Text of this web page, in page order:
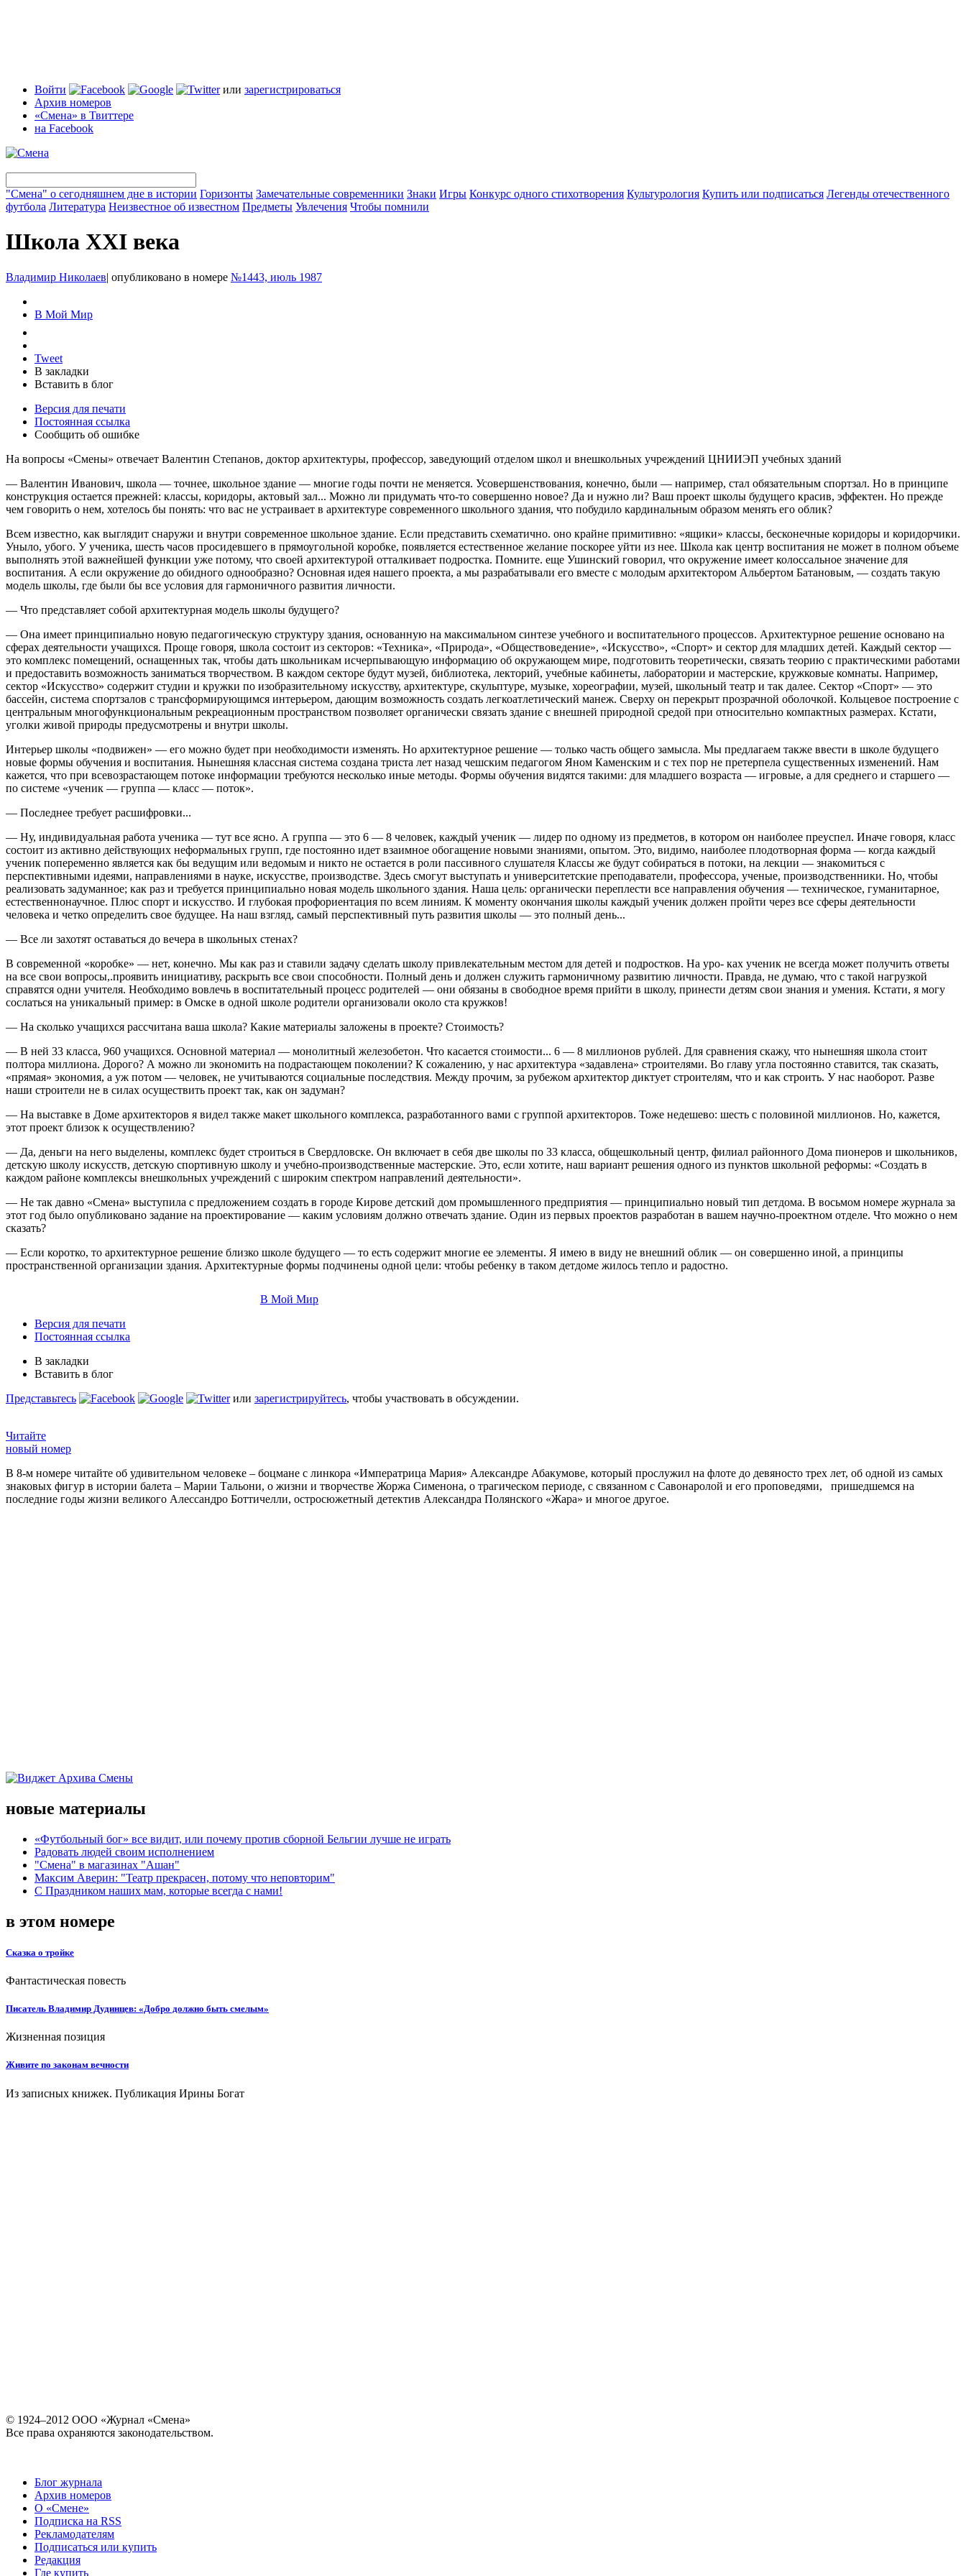
Войти или зарегистрироваться
Архив номеров
«Смена» в Твиттере
на Facebook
"Смена" о сегодняшнем дне в истории Горизонты Замечательные современники Знаки Игры Конкурс одного стихотворения Культурология Купить или подписаться Легенды отечественного
футбола Литература Неизвестное об известном Предметы Увлечения Чтобы помнили
Школа XXI века
Владимир Николаев| опубликовано в номере №1443, июль 1987
В Мой Мир
Tweet
В закладки
Вставить в блог
Версия для печати
Постоянная ссылка
Сообщить об ошибке
На вопросы «Смены» отвечает Валентин Степанов, доктор архитектуры, профессор, заведующий отделом школ и внешкольных учреждений ЦНИИЭП учебных зданий
— Валентин Иванович, школа — точнее, школьное здание — многие годы почти не меняется. Усовершенствования, конечно, были — например, стал обязательным спортзал. Но в принципе
конструкция остается прежней: классы, коридоры, актовый зал... Можно ли придумать что-то совершенно новое? Да и нужно ли? Ваш проект школы будущего красив, эффектен. Но прежде
чем говорить о нем, хотелось бы понять: что вас не устраивает в архитектуре современного школьного здания, что побудило кардинальным образом менять его облик?
Всем известно, как выглядит снаружи и внутри современное школьное здание. Если представить схематично. оно крайне примитивно: «ящики» классы, бесконечные коридоры и коридорчики.
Уныло, убого. У ученика, шесть часов просидевшего в прямоугольной коробке, появляется естественное желание поскорее уйти из нее. Школа как центр воспитания не может в полном объеме
выполнять этой важнейшей функции уже потому, что своей архитектурой отталкивает подростка. Помните. еще Ушинский говорил, что окружение имеет колоссальное значение для
воспитания. А если окружение до обидного однообразно? Основная идея нашего проекта, а мы разрабатывали его вместе с молодым архитектором Альбертом Батановым, — создать такую
модель школы, где были бы все условия для гармоничного развития личности.
— Что представляет собой архитектурная модель школы будущего?
— Она имеет принципиально новую педагогическую структуру здания, основанную на максимальном синтезе учебного и воспитательного процессов. Архитектурное решение основано на
сферах деятельности учащихся. Проще говоря, школа состоит из секторов: «Техника», «Природа», «Обществоведение», «Искусство», «Спорт» и сектор для младших детей. Каждый сектор —
это комплекс помещений, оснащенных так, чтобы дать школьникам исчерпывающую информацию об окружающем мире, подготовить теоретически, связать теорию с практическими работами
и предоставить возможность заниматься творчеством. В каждом секторе будут музей, библиотека, лекторий, учебные кабинеты, лаборатории и мастерские, кружковые комнаты. Например,
сектор «Искусство» содержит студии и кружки по изобразительному искусству, архитектуре, скульптуре, музыке, хореографии, музей, школьный театр и так далее. Сектор «Спорт» — это
бассейн, система спортзалов с трансформирующимся интерьером, дающим возможность создать легкоатлетический манеж. Сверху он перекрыт прозрачной оболочкой. Кольцевое построение с
центральным многофункциональным рекреационным пространством позволяет органически связать здание с внешней природной средой при относительно компактных размерах. Кстати,
уголки живой природы предусмотрены и внутри школы.
Интерьер школы «подвижен» — его можно будет при необходимости изменять. Но архитектурное решение — только часть общего замысла. Мы предлагаем также ввести в школе будущего
новые формы обучения и воспитания. Нынешняя классная система создана триста лет назад чешским педагогом Яном Каменским и с тех пор не претерпела существенных изменений. Нам
кажется, что при всевозрастающем потоке информации требуются несколько иные методы. Формы обучения видятся такими: для младшего возраста — игровые, а для среднего и старшего —
по системе «ученик — группа — класс — поток».
— Последнее требует расшифровки...
— Ну, индивидуальная работа ученика — тут все ясно. А группа — это 6 — 8 человек, каждый ученик — лидер по одному из предметов, в котором он наиболее преуспел. Иначе говоря, класс
состоит из активно действующих неформальных групп, где постоянно идет взаимное обогащение новыми знаниями, опытом. Это, видимо, наиболее плодотворная форма — когда каждый
ученик попеременно является как бы ведущим или ведомым и никто не остается в роли пассивного слушателя Классы же будут собираться в потоки, на лекции — знакомиться с
перспективными идеями, направлениями в науке, искусстве, производстве. Здесь смогут выступать и университетские преподаватели, профессора, ученые, производственники. Но, чтобы
реализовать задуманное; как раз и требуется принципиально новая модель школьного здания. Наша цель: органически переплести все направления обучения — техническое, гуманитарное,
естественнонаучное. Плюс спорт и искусство. И глубокая профориентация по всем линиям. К моменту окончания школы каждый ученик должен пройти через все сферы деятельности
человека и четко определить свое будущее. На наш взгляд, самый перспективный путь развития школы — это полный день...
— Все ли захотят оставаться до вечера в школьных стенах?
В современной «коробке» — нет, конечно. Мы как раз и ставили задачу сделать школу привлекательным местом для детей и подростков. На уро- ках ученик не всегда может получить ответы
на все свои вопросы,.проявить инициативу, раскрыть все свои способности. Полный день и должен служить гармоничному развитию личности. Правда, не думаю, что с такой нагрузкой
справятся одни учителя. Необходимо вовлечь в воспитательный процесс родителей — они обязаны в свободное время прийти в школу, принести детям свои знания и умения. Кстати, я могу
сослаться на уникальный пример: в Омске в одной школе родители организовали около ста кружков!
— На сколько учащихся рассчитана ваша школа? Какие материалы заложены в проекте? Стоимость?
— В ней 33 класса, 960 учащихся. Основной материал — монолитный железобетон. Что касается стоимости... 6 — 8 миллионов рублей. Для сравнения скажу, что нынешняя школа стоит
полтора миллиона. Дорого? А можно ли экономить на подрастающем поколении? К сожалению, у нас архитектура «задавлена» строителями. Во главу угла постоянно ставится, так сказать,
«прямая» экономия, а уж потом — человек, не учитываются социальные последствия. Между прочим, за рубежом архитектор диктует строителям, что и как строить. У нас наоборот. Разве
наши строители не в силах осуществить проект так, как он задуман?
— На выставке в Доме архитекторов я видел также макет школьного комплекса, разработанного вами с группой архитекторов. Тоже недешево: шесть с половиной миллионов. Но, кажется,
этот проект близок к осуществлению?
— Да, деньги на него выделены, комплекс будет строиться в Свердловске. Он включает в себя две школы по 33 класса, общешкольный центр, филиал районного Дома пионеров и школьников,
детскую школу искусств, детскую спортивную школу и учебно-производственные мастерские. Это, если хотите, наш вариант решения одного из пунктов школьной реформы: «Создать в
каждом районе комплексы внешкольных учреждений с широким спектром направлений деятельности».
— Не так давно «Смена» выступила с предложением создать в городе Кирове детский дом промышленного предприятия — принципиально новый тип детдома. В восьмом номере журнала за
этот год было опубликовано задание на проектирование — каким условиям должно отвечать здание. Один из первых проектов разработан в вашем научно-проектном отделе. Что можно о нем
сказать?
— Если коротко, то архитектурное решение близко школе будущего — то есть содержит многие ее элементы. Я имею в виду не внешний облик — он совершенно иной, а принципы
пространственной организации здания. Архитектурные формы подчинены одной цели: чтобы ребенку в таком детдоме жилось тепло и радостно.
В Мой Мир
Версия для печати
Постоянная ссылка
В закладки
Вставить в блог
Представьтесь
или зарегистрируйтесь, чтобы участвовать в обсуждении.
Читайте
новый номер
В 8-м номере читайте об удивительном человеке – боцмане с линкора «Императрица Мария» Александре Абакумове, который прослужил на флоте до девяносто трех лет, об одной из самых
знаковых фигур в истории балета – Марии Тальони, о жизни и творчестве Жоржа Сименона, о трагическом периоде, с связанном с Савонаролой и его проповедями, пришедшемся на
последние годы жизни великого Алессандро Боттичелли, остросюжетный детектив Александра Полянского «Жара» и многое другое.
новые материалы
«Футбольный бог» все видит, или почему против сборной Бельгии лучше не играть
Радовать людей своим исполнением
"Смена" в магазинах "Ашан"
Максим Аверин: "Театр прекрасен, потому что неповторим"
С Праздником наших мам, которые всегда с нами!
в этом номере
Сказка о тройке
Фантастическая повесть
Писатель Владимир Дудинцев: «Добро должно быть смелым»
Жизненная позиция
Живите по законам вечности
Из записных книжек. Публикация Ирины Богат
© 1924–2012 ООО «Журнал «Смена»
Все права охраняются законодательством.
Блог журнала
Архив номеров
О «Смене»
Подписка на RSS
Рекламодателям
Подписаться или купить
Редакция
Где купить